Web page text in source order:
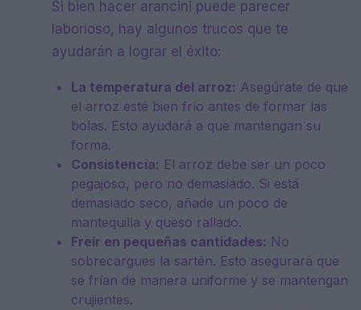
Si bien hacer arancini puede parecer
laborioso, hay algunos trucos que te
ayudarán a lograr el éxito:
La temperatura del arroz: Asegúrate de que
el arroz esté bien frío antes de formar las
bolas. Esto ayudará a que mantengan su
forma.
Consistencia: El arroz debe ser un poco
pegajoso, pero no demasiado. Si está
demasiado seco, añade un poco de
mantequilla y queso rallado.
Freír en pequeñas cantidades: No
sobrecargues la sartén. Esto asegurará que
se frían de manera uniforme y se mantengan
crujientes.